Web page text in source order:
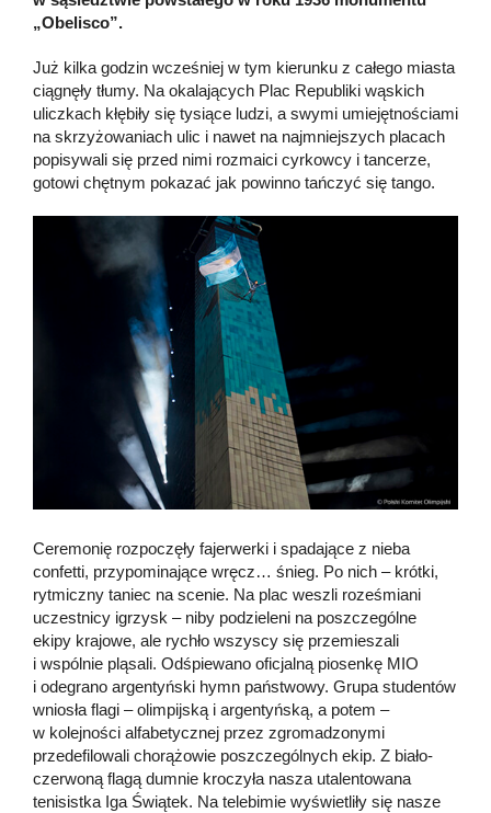
„Obelisco”.
Już kilka godzin wcześniej w tym kierunku z całego miasta
ciągnęły tłumy. Na okalających Plac Republiki wąskich
uliczkach kłębiły się tysiące ludzi, a swymi umiejętnościami
na skrzyżowaniach ulic i nawet na najmniejszych placach
popisywali się przed nimi rozmaici cyrkowcy i tancerze,
gotowi chętnym pokazać jak powinno tańczyć się tango.
Ceremonię rozpoczęły fajerwerki i spadające z nieba
confetti, przypominające wręcz… śnieg. Po nich – krótki,
rytmiczny taniec na scenie. Na plac weszli roześmiani
uczestnicy igrzysk – niby podzieleni na poszczególne
ekipy krajowe, ale rychło wszyscy się przemieszali
i wspólnie pląsali. Odśpiewano oficjalną piosenkę MIO
i odegrano argentyński hymn państwowy. Grupa studentów
wniosła flagi – olimpijską i argentyńską, a potem –
w kolejności alfabetycznej przez zgromadzonymi
przedefilowali chorążowie poszczególnych ekip. Z biało-
czerwoną flagą dumnie kroczyła nasza utalentowana
tenisistka Iga Świątek. Na telebimie wyświetliły się nasze